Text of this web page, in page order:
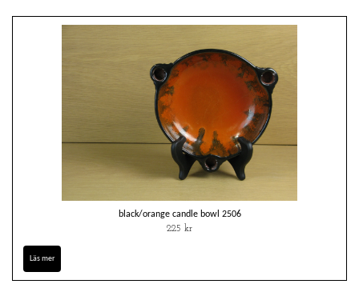
black/orange candle bowl 2506
225 kr
Läs mer